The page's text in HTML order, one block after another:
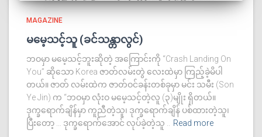
MAGAZINE
မမေ့သင့်သူ (ခင်သန္တာလွင်)
ဘဝမှာ မမေ့သင့်ဘူးဆိုတဲ့ အကြောင်းကို “Crash Landing On
You” ဆိုသော Korea ဇာတ်လမ်းတွဲ လေးထဲမှာ ကြည့်ခဲ့မိပါ
တယ်။ ဇာတ် လမ်းထဲက ဇာတ်ဝင်ခန်းတစ်ခုမှာ မင်း သမီး (Son
Ye Jin) က “ဘဝမှာ လုံးဝ မမေ့သင့်တဲ့လူ (၃)မျိုး ရှိတယ်။
ဒုက္ခရောက်ချိန်မှာ ကူညီတဲ့သူ၊ ဒုက္ခရောက်ချိန် ပစ်ထားတဲ့သူ၊
ပြီးတော့ … ဒုက္ခရောက်အောင် လုပ်ခဲ့တဲ့သူ .. Read more